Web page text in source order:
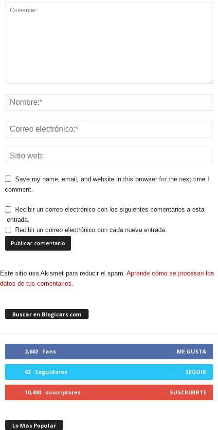
Save my name, email, and website in this browser for the next time I
comment.
Recibir un correo electrónico con los siguientes comentarios a esta
entrada.
Recibir un correo electrónico con cada nueva entrada.
Este sitio usa Akismet para reducir el spam. Aprende cómo se procesan los
datos de tus comentarios.
Buscar en Blogicars.com
2,602 Fans ME GUSTA
62 Seguidores SEGUIR
10,400 suscriptores SUSCRIBIRTE
Lo Más Popular